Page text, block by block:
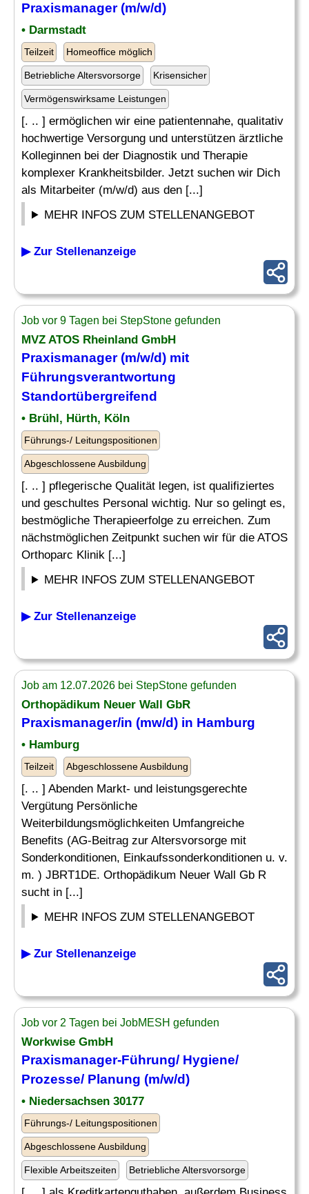
Praxismanager(m/w/d)
• Darmstadt
Teilzeit Homeoffice möglich
Betriebliche Altersvorsorge Krisensicher
Vermögenswirksame Leistungen
[. .. ] ermöglichen wir eine patientennahe, qualitativ
hochwertige Versorgung und unterstützen ärztliche
Kolleginnen bei der Diagnostik und Therapie
komplexer Krankheitsbilder. Jetzt suchen wir Dich
als Mitarbeiter (m/w/d) aus den [...]
MEHR INFOS ZUM STELLENANGEBOT
▶ Zur Stellenanzeige
Job vor 9 Tagen bei StepStone gefunden
MVZ ATOS Rheinland GmbH
Praxismanager(m/w/d) mit
Führungsverantwortung
Standortübergreifend
• Brühl, Hürth, Köln
Führungs-/ Leitungspositionen
Abgeschlossene Ausbildung
[. .. ] pflegerische Qualität legen, ist qualifiziertes
und geschultes Personal wichtig. Nur so gelingt es,
bestmögliche Therapieerfolge zu erreichen. Zum
nächstmöglichen Zeitpunkt suchen wir für die ATOS
Orthoparc Klinik [...]
MEHR INFOS ZUM STELLENANGEBOT
▶ Zur Stellenanzeige
Job am 12.07.2026 bei StepStone gefunden
Orthopädikum Neuer Wall GbR
Praxismanager/in (mw/d) in Hamburg
• Hamburg
Teilzeit Abgeschlossene Ausbildung
[. .. ] Abenden Markt- und leistungsgerechte
Vergütung Persönliche
Weiterbildungsmöglichkeiten Umfangreiche
Benefits (AG-Beitrag zur Altersvorsorge mit
Sonderkonditionen, Einkaufssonderkonditionen u. v.
m. ) JBRT1DE. Orthopädikum Neuer Wall Gb R
sucht in [...]
MEHR INFOS ZUM STELLENANGEBOT
▶ Zur Stellenanzeige
Job vor 2 Tagen bei JobMESH gefunden
Workwise GmbH
Praxismanager-Führung/ Hygiene/
Prozesse/ Planung (m/w/d)
• Niedersachsen 30177
Führungs-/ Leitungspositionen
Abgeschlossene Ausbildung
Flexible Arbeitszeiten Betriebliche Altersvorsorge